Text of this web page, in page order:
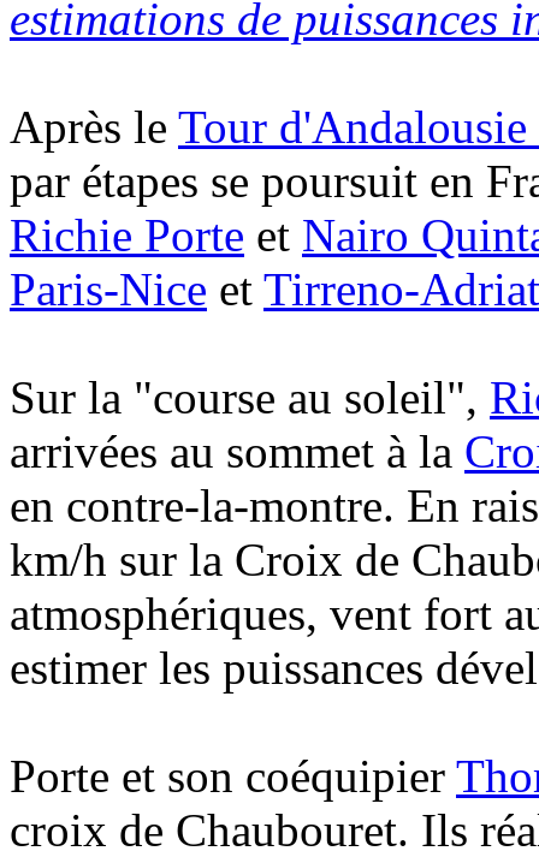
estimations de puissances
Après le Tour
par étapes se poursuit en
Richie Porte et Nairo
Paris-Nice et Tirreno-
Sur la "course au soleil",
arrivées au sommet à la
en contre-la-montre. En
km/h sur la Croix de
atmosphériques, vent fort
estimer les puissances
Porte et son coéquipier
croix de Chaubouret. Ils